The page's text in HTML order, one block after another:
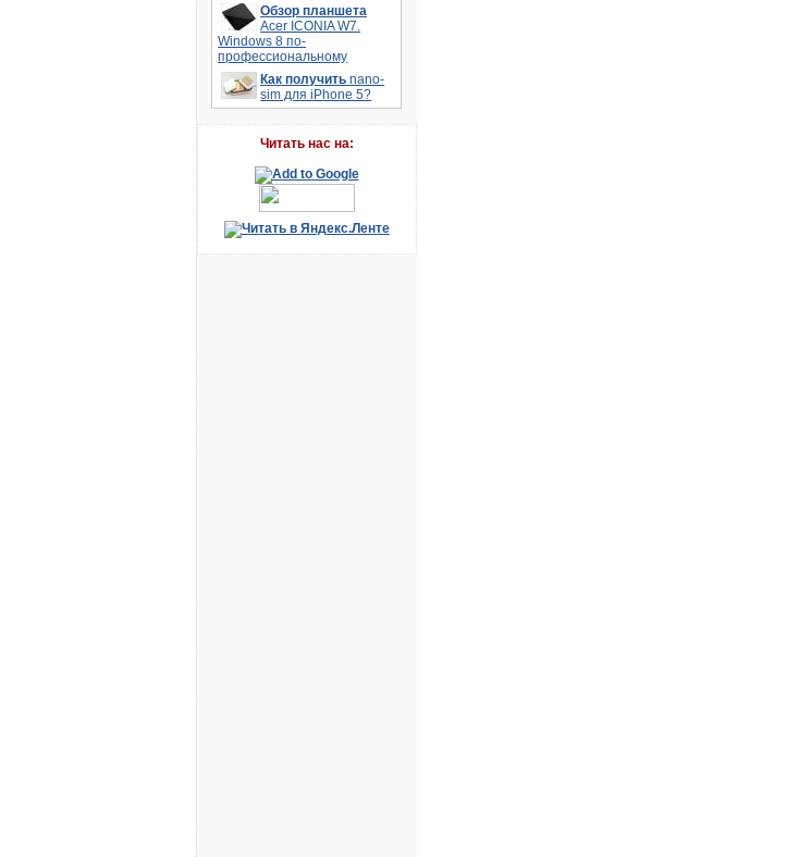
Обзор планшета
Acer ICONIA W7.
Windows 8 по-
профессиональному
Как получитьnano-
sim для iPhone 5?
Читать наc на: